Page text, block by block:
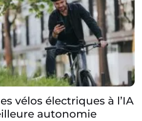
vélos électriques à l’IA
autonomie